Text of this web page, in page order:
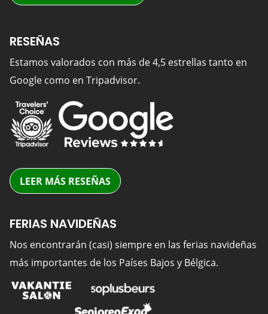
RESEÑAS
Estamos valorados con más de 4,5 estrellas tanto en
Google como en Tripadvisor.
LEER MÁS RESEÑAS
FERIAS NAVIDEÑAS
Nos encontrarán (casi) siempre en las ferias navideñas
más importantes de los Países Bajos y Bélgica.